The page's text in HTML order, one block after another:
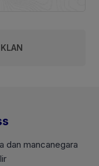
dan mancanegara